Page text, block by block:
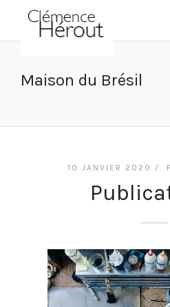
Maison du Brésil
10 JANVIER 2020 /